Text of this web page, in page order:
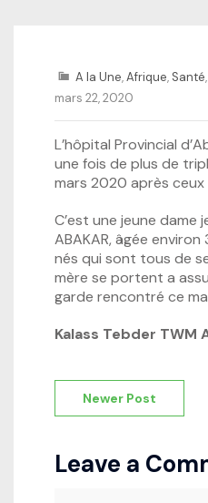
A la Une,Afrique, Santé,
mars 22, 2020
L’hôpital Provincial
une fois de plus de
mars 2020 après
C’est une jeune dame
ABAKAR, âgée
nés qui sont tous de
mère se portent a
garde rencontré ce
Kalass Tebder TWM
Navigation
de
l’article
Newer Post
Leave a